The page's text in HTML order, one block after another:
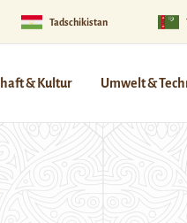
Tadschikistan
& Kultur Umwelt &